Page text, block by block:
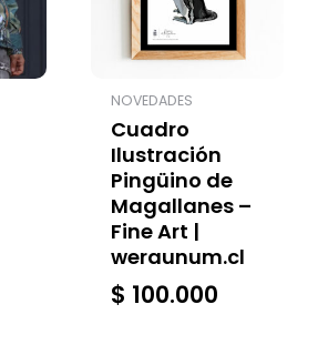
NOVEDADES
Cuadro
Ilustración
Pingüino de
Magallanes –
Fine Art |
weraunum.cl
$ 100.000